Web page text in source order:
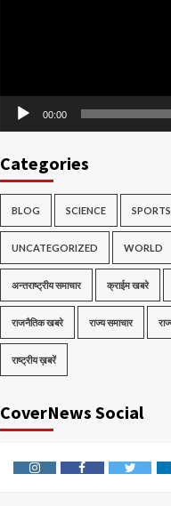
00:00
Categories
BLOG SCIENCE SPORTS
UNCATEGORIZED WORLD
अन्तराष्ट्रीय समाचार क्राईम खबरे
राजनैतिक खबरे राज्य समाचार
राष्ट्रीय ख़बरें
CoverNews Social
InstagramFacebookTwitter